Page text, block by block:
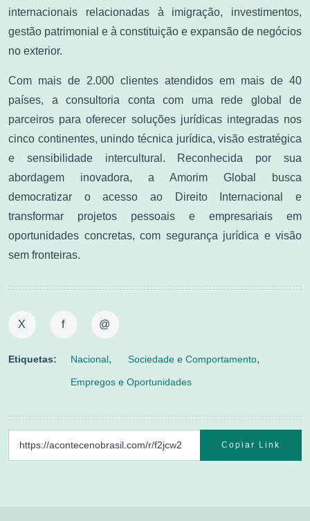
internacionais relacionadas à imigração, investimentos,
gestão patrimonial e à constituição e expansão de negócios
no exterior.
Com mais de 2.000 clientes atendidos em mais de 40
países, a consultoria conta com uma rede global de
parceiros para oferecer soluções jurídicas integradas nos
cinco continentes, unindo técnica jurídica, visão estratégica
e sensibilidade intercultural. Reconhecida por sua
abordagem inovadora, a Amorim Global busca
democratizar o acesso ao Direito Internacional e
transformar projetos pessoais e empresariais em
oportunidades concretas, com segurança jurídica e visão
sem fronteiras.
X f @
Etiquetas: Nacional Sociedade e Comportamento
Empregos e Oportunidades
Copiar Link